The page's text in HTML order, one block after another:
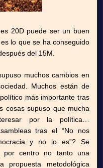
20D puede ser un buen
lo que se ha conseguido
del 15M.
muchos cambios en
Muchos están de
más importante tras
cosas supuso que mucha
por la política…
tras el “No nos
y no lo es”? Se
por centro no tanto una
propuesta metodológica